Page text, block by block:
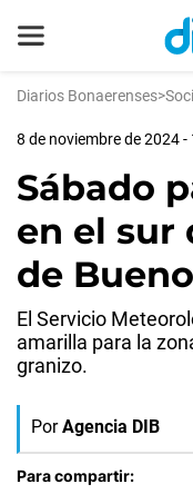
Diarios Bonaerenses>
8 de noviembre de 2024 -
Sábado
en el sur
de
El Servicio
amarilla para la
granizo.
Por Agencia DIB
Para compartir: